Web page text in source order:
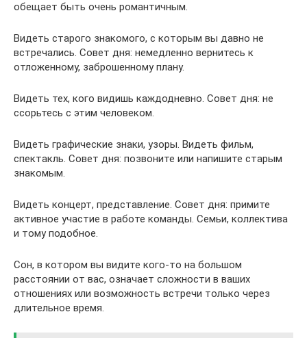
обещает быть очень романтичным.
Видеть старого знакомого, с которым вы давно не
встречались. Совет дня: немедленно вернитесь к
отложенному, заброшенному плану.
Видеть тех, кого видишь каждодневно. Совет дня: не
ссорьтесь с этим человеком.
Видеть графические знаки, узоры. Видеть фильм,
спектакль. Совет дня: позвоните или напишите старым
знакомым.
Видеть концерт, представление. Совет дня: примите
активное участие в работе команды. Семьи, коллектива
и тому подобное.
Сон, в котором вы видите кого-то на большом
расстоянии от вас, означает сложности в ваших
отношениях или возможность встречи только через
длительное время.